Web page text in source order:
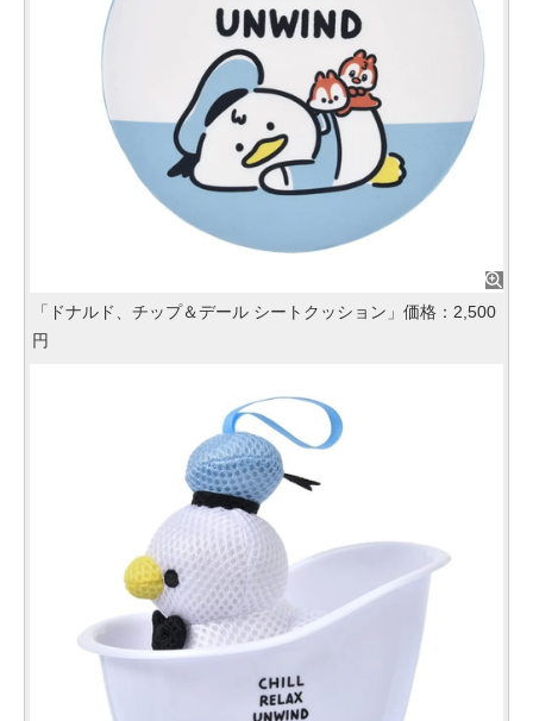
「ドナルド、チップ＆デール シートクッション」価格：2,500
円